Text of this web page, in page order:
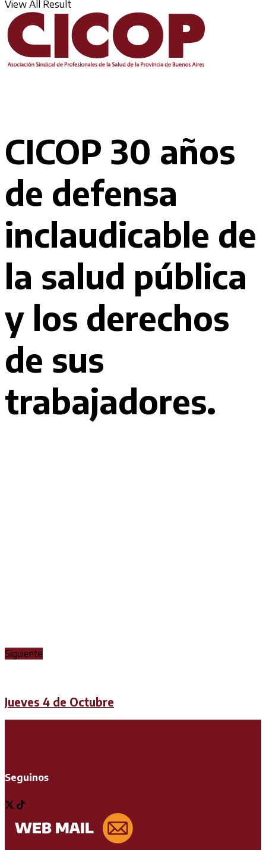
View All Result
CICOP 30 años
de defensa
inclaudicable de
la salud pública
y los derechos
de sus
trabajadores.
Siguiente
Jueves 4 de Octubre
Seguinos